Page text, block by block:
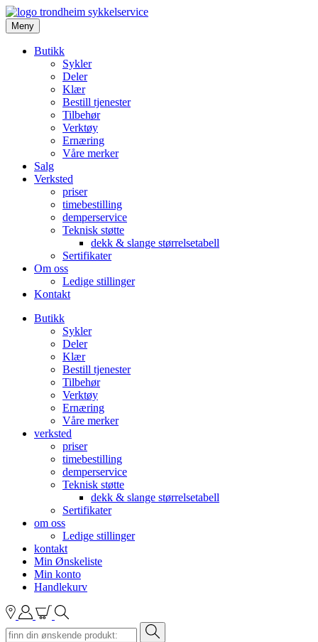
Meny
Butikk
Sykler
Deler
Klær
Bestill tjenester
Tilbehør
Verktøy
Ernæring
Våre merker
Salg
Verksted
priser
timebestilling
demperservice
Teknisk støtte
dekk & slange størrelsetabell
Sertifikater
Om oss
Ledige stillinger
Kontakt
Butikk
Sykler
Deler
Klær
Bestill tjenester
Tilbehør
Verktøy
Ernæring
Våre merker
verksted
priser
timebestilling
demperservice
Teknisk støtte
dekk & slange størrelsetabell
Sertifikater
om oss
Ledige stillinger
kontakt
Min Ønskeliste
Min konto
Handlekurv